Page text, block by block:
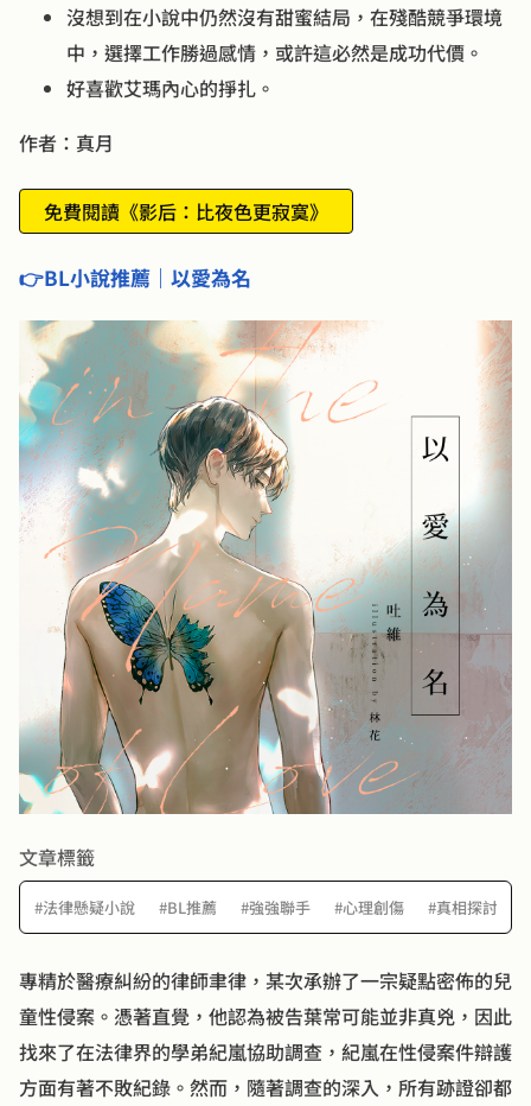
沒想到在小說中仍然沒有甜蜜結局，在殘酷競爭環境
中，選擇工作勝過感情，或許這必然是成功代價。
好喜歡艾瑪內心的掙扎。
作者：真月
免費閱讀《影后：比夜色更寂寞》
👉BL小說推薦｜以愛為名
文章標籤
#法律懸疑小說 #BL推薦 #強強聯手 #心理創傷 #真相探討
專精於醫療糾紛的律師聿律，某次承辦了一宗疑點密佈的兒
童性侵案。憑著直覺，他認為被告葉常可能並非真兇，因此
找來了在法律界的學弟紀嵐協助調查，紀嵐在性侵案件辯護
方面有著不敗紀錄。然而，隨著調查的深入，所有跡證卻都